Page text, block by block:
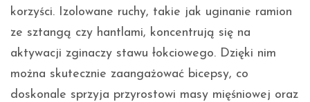
korzyści. Izolowane ruchy, takie jak uginanie ramion
ze sztangą czy hantlami, koncentrują się na
aktywacji zginaczy stawu łokciowego. Dzięki nim
można skutecznie zaangażować bicepsy, co
doskonale sprzyja przyrostowi masy mięśniowej oraz